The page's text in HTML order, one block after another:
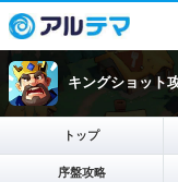
キングショット
トップ
序盤攻略